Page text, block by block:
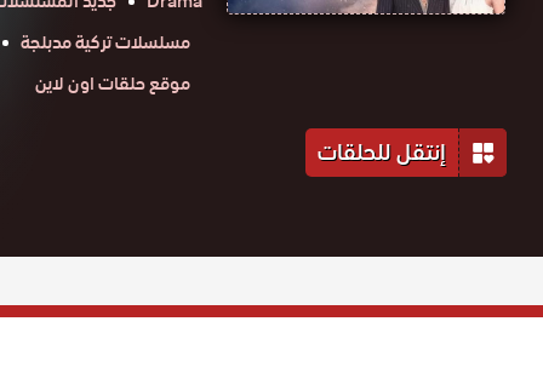
مسلسلات تركية مدبلجة
موقع حلقات اون لاين
إنتقل للحلقات